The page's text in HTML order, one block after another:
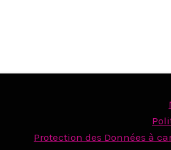
Protection des Données à